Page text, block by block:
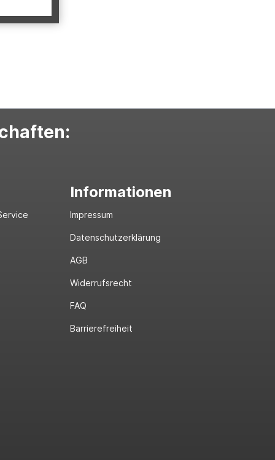
Informationen
Impressum
Datenschutzerklärung
AGB
Widerrufsrecht
FAQ
Barrierefreiheit